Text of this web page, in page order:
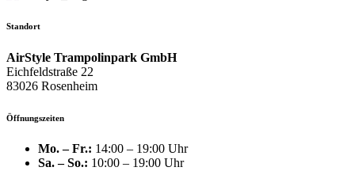
Standort
AirStyle Trampolinpark GmbH
Eichfeldstraße 22
83026 Rosenheim
Öffnungszeiten
Mo. – Fr.: 14:00 – 19:00 Uhr
Sa. – So.: 10:00 – 19:00 Uhr